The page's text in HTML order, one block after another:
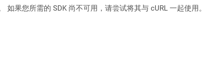
果您所需的 SDK 尚不可用，请尝试将其与 cURL 一起使用。